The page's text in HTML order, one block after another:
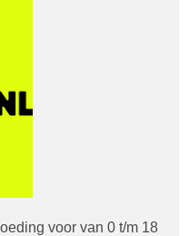
voor van 0 t/m 18